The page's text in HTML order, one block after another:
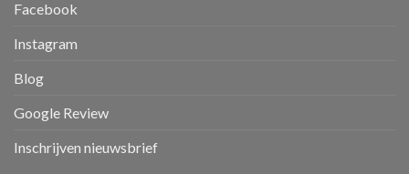
Facebook
Instagram
Blog
Google Review
Inschrijven nieuwsbrief